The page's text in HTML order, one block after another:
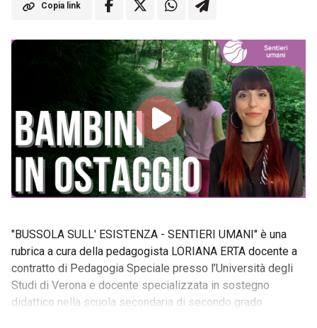
Copia link
"BUSSOLA SULL' ESISTENZA - SENTIERI UMANI" è una
rubrica a cura della pedagogista LORIANA ERTA docente a
contratto di Pedagogia Speciale presso l’Università degli
Studi di Verona e docente specializzata in sostegno
didattico nella scuola secondaria di secondo grado.